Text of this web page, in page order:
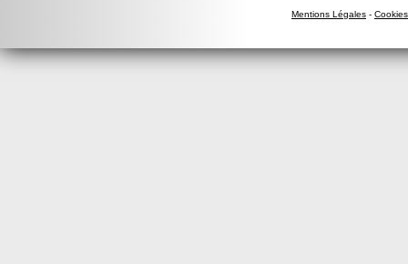
Mentions Légales - Cookies